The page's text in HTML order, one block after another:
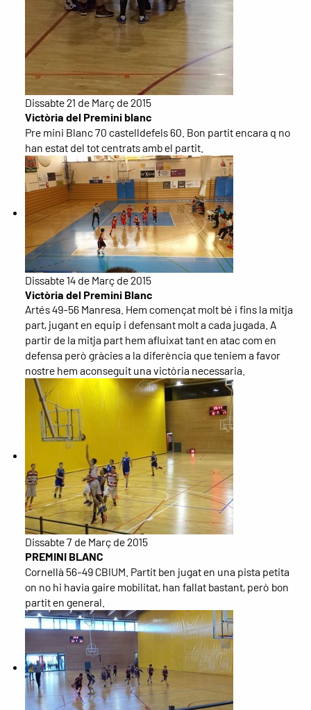
Dissabte 21 de Març de 2015
Victòria del Premini blanc
Pre mini Blanc 70 castelldefels 60. Bon partit encara q no
han estat del tot centrats amb el partit.
Dissabte 14 de Març de 2015
Victòria del Premini Blanc
Artés 49-56 Manresa. Hem començat molt bé i fins la mitja
part, jugant en equip i defensant molt a cada jugada. A
partir de la mitja part hem afluixat tant en atac com en
defensa però gràcies a la diferència que teniem a favor
nostre hem aconseguit una victòria necessaria.
Dissabte 7 de Març de 2015
PREMINI BLANC
Cornellà 56-49 CBIUM. Partit ben jugat en una pista petita
on no hi havia gaire mobilitat, han fallat bastant, però bon
partit en general.